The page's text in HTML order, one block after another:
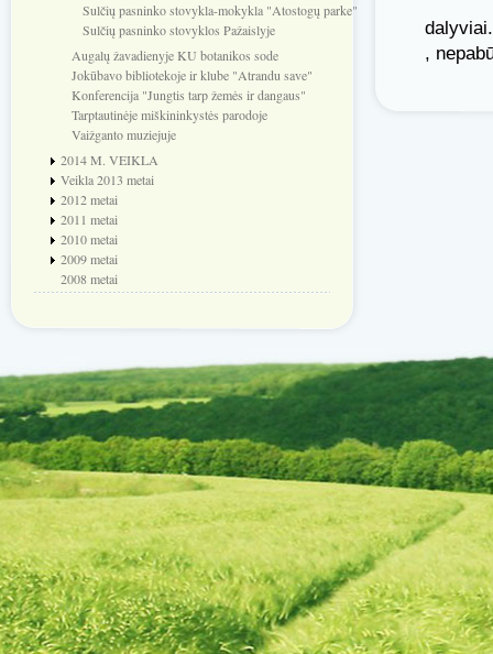
Sulčių pasninko stovykla-mokykla "Atostogų parke"
Sulčių pasninko stovyklos Pažaislyje
Augalų žavadienyje KU botanikos sode
Jokūbavo bibliotekoje ir klube "Atrandu save"
Konferencija "Jungtis tarp žemės ir dangaus"
Tarptautinėje miškininkystės parodoje
Vaižganto muziejuje
2014 M. VEIKLA
Veikla 2013 metai
2012 metai
2011 metai
2010 metai
2009 metai
2008 metai
,